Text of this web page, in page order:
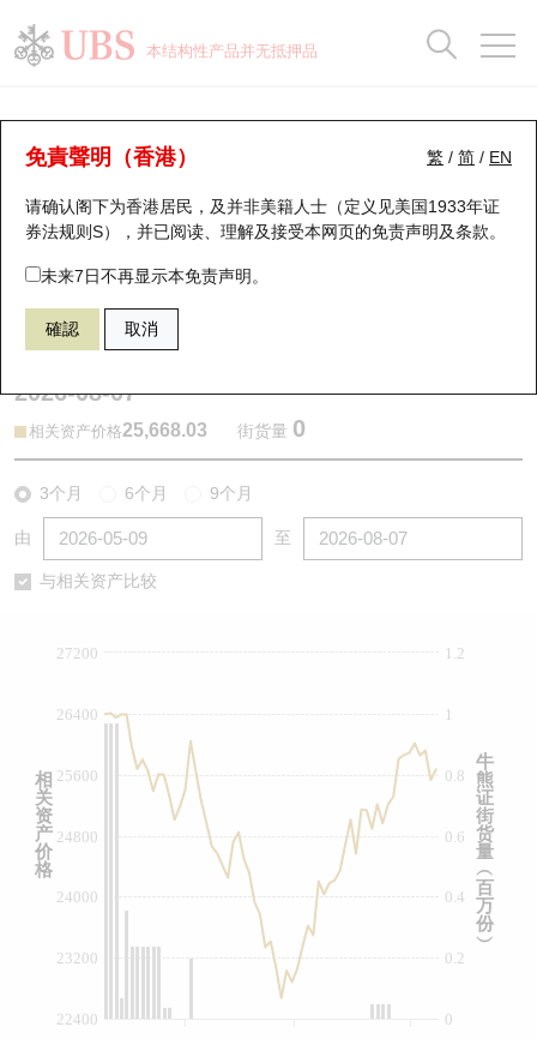
本结构性产品并无抵押品
繁 / 简 / EN
免責聲明（香港）
请确认阁下为香港居民，及并非美籍人士（定义见美国1933年证
券法规则S），并已阅读、理解及接受本网页的免责声明及条款。
未来7日不再显示本免责声明。
確認 取消
牛熊证分析仪
表现 街货统计 比较
65225 瑞银熊证 HSI 恒生指数
2026-08-07
相关资产价格25,668.03 街货量 0
3个月 6个月 9个月
由 至
与相关资产比较
0
0.2
0.4
0.6
0.8
1
1.2
22400
23200
24000
24800
25600
26400
27200
牛
熊
证
街
货
量
︵
百
万
份
︶
相
关
资
产
价
格
瑞银认股证一览
新发行瑞银认股证
即将到期认股证
认股证到期结算价查找
认股证分析仪
认股证/牛熊证日志
街货统计
比较
牛熊全景快搜
牛熊证搜寻
牛熊证街货分布图
正股牛熊证列表
新发行瑞银牛熊证
牛熊证到期结算价查找
牛熊证文件及公告
牛熊证文件及公告 (瑞信)
街货统计
比较
十大升幅/跌幅
十大认股证成交分布
十天股证占大市成交
资金流
街货统计
正股分析仪
二十大活跃股份
恒指成份股
国指成份股
科指成份股
中资ETFs溢价比较
收市竞价变化
持股比重
显示所有持股比重
每月轮证大市专题
轮证专栏
讲座及教育短片
认股证投资者教育
牛熊证投资者教育